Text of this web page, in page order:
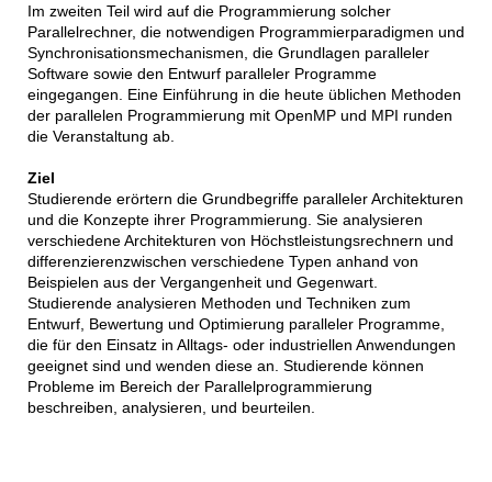
Im zweiten Teil wird auf die Programmierung solcher
Parallelrechner, die notwendigen Programmierparadigmen und
Synchronisationsmechanismen, die Grundlagen paralleler
Software sowie den Entwurf paralleler Programme
eingegangen. Eine Einführung in die heute üblichen Methoden
der parallelen Programmierung mit OpenMP und MPI runden
die Veranstaltung ab.
Ziel
Studierende erörtern die Grundbegriffe paralleler Architekturen
und die Konzepte ihrer Programmierung. Sie analysieren
verschiedene Architekturen von Höchstleistungsrechnern und
differenzierenzwischen verschiedene Typen anhand von
Beispielen aus der Vergangenheit und Gegenwart.
Studierende analysieren Methoden und Techniken zum
Entwurf, Bewertung und Optimierung paralleler Programme,
die für den Einsatz in Alltags- oder industriellen Anwendungen
geeignet sind und wenden diese an. Studierende können
Probleme im Bereich der Parallelprogrammierung
beschreiben, analysieren, und beurteilen.